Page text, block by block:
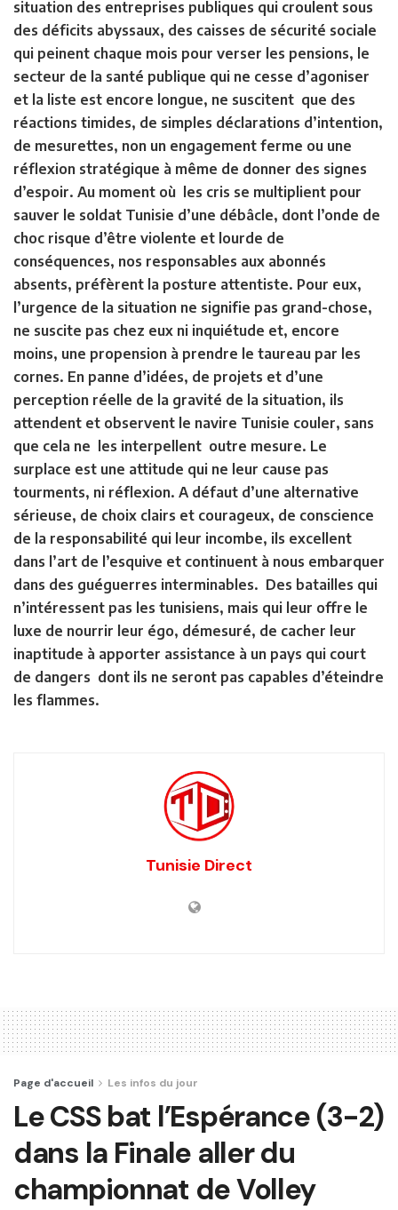
situation des entreprises publiques qui croulent sous
des déficits abyssaux, des caisses de sécurité sociale
qui peinent chaque mois pour verser les pensions, le
secteur de la santé publique qui ne cesse d’agoniser
et la liste est encore longue, ne suscitent que des
réactions timides, de simples déclarations d’intention,
de mesurettes, non un engagement ferme ou une
réflexion stratégique à même de donner des signes
d’espoir. Au moment où les cris se multiplient pour
sauver le soldat Tunisie d’une débâcle, dont l’onde de
choc risque d’être violente et lourde de
conséquences, nos responsables aux abonnés
absents, préfèrent la posture attentiste. Pour eux,
l’urgence de la situation ne signifie pas grand-chose,
ne suscite pas chez eux ni inquiétude et, encore
moins, une propension à prendre le taureau par les
cornes. En panne d’idées, de projets et d’une
perception réelle de la gravité de la situation, ils
attendent et observent le navire Tunisie couler, sans
que cela ne les interpellent outre mesure. Le
surplace est une attitude qui ne leur cause pas
tourments, ni réflexion. A défaut d’une alternative
sérieuse, de choix clairs et courageux, de conscience
de la responsabilité qui leur incombe, ils excellent
dans l’art de l’esquive et continuent à nous embarquer
dans des guéguerres interminables. Des batailles qui
n’intéressent pas les tunisiens, mais qui leur offre le
luxe de nourrir leur égo, démesuré, de cacher leur
inaptitude à apporter assistance à un pays qui court
de dangers dont ils ne seront pas capables d’éteindre
les flammes.
Tunisie Direct
Page d'accueil Les infos du jour
Le CSS bat l’Espérance (3-2)
dans la Finale aller du
championnat de Volley